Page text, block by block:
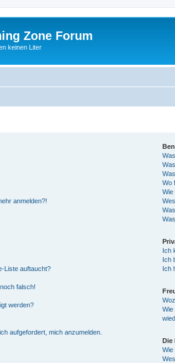
Zone Forum
keinen Liter
anmelden?!
Liste auftaucht?
falsch!
werden?
aufgefordert, mich anzumelden.
Wo
Wie
Ich
Ich
Ich
Wie
Die